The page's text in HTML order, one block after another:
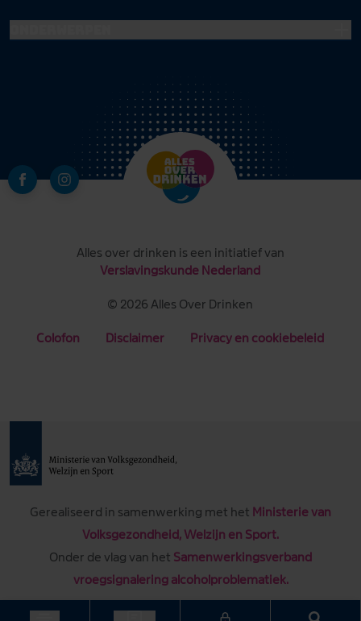
© 2026 Alles Over Drinken
Alles over drinken is een initiatief van
Verslavingskunde Nederland
Colofon Disclaimer Privacy en cookiebeleid
Gerealiseerd in samenwerking met het Ministerie van
Volksgezondheid, Welzijn en Sport.
Onder de vlag van het Samenwerkingsverband
vroegsignalering alcoholproblematiek.